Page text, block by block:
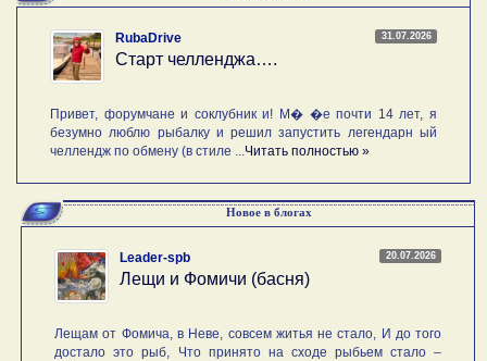
31.07.2026
RubaDrive
Старт челленджа….
Привет, форумчане и соклубник и! М� �е почти 14 лет, я
безумно люблю рыбалку и решил запустить легендарн ый
челлендж по обмену (в стиле ... Читать полностью »
Новое в блогах
20.07.2026
Leader-spb
Лещи и Фомичи (басня)
Лещам от Фомича, в Неве, совсем житья не стало, И до того
достало это рыб, Что принято на сходе рыбьем стало –